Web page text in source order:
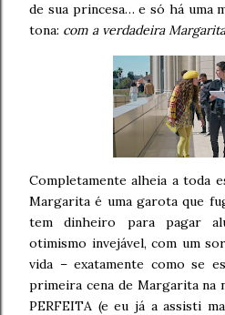
de sua princesa… e só há uma
tona: com a verdadeira Margarita
Completamente alheia a toda
Margarita é uma garota que
tem dinheiro para pagar
otimismo invejável, com um
vida – exatamente como se
primeira cena de Margarita na
PERFEITA (e eu já a assisti